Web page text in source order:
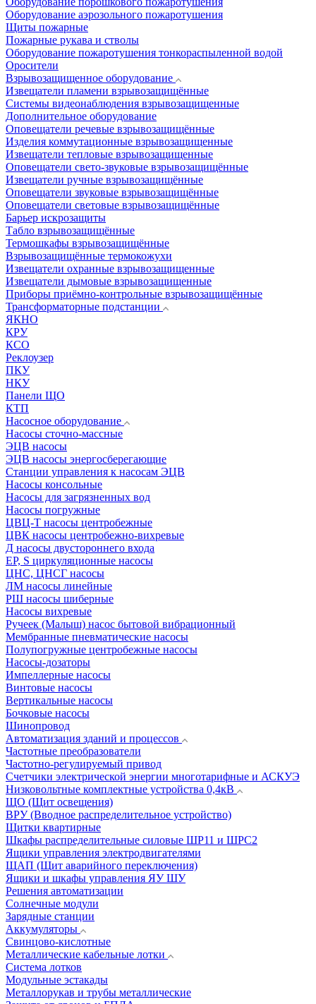
Оборудование аэрозольного пожаротушения
Щиты пожарные
Пожарные рукава и стволы
Оборудование пожаротушения тонкораспыленной водой
Оросители
Взрывозащищенное оборудование
Извещатели пламени взрывозащищённые
Системы видеонаблюдения взрывозащищенные
Дополнительное оборудование
Оповещатели речевые взрывозащищённые
Изделия коммутационные взрывозащищенные
Извещатели тепловые взрывозащищенные
Оповещатели свето-звуковые взрывозащищённые
Извещатели ручные взрывозащищённые
Оповещатели звуковые взрывозащищённые
Оповещатели световые взрывозащищённые
Барьер искрозащиты
Табло взрывозащищённые
Термошкафы взрывозащищённые
Взрывозащищённые термокожухи
Извещатели охранные взрывозащищенные
Извещатели дымовые взрывозащищенные
Приборы приёмно-контрольные взрывозащищённые
Трансформаторные подстанции
ЯКНО
КРУ
КСО
Реклоузер
ПКУ
НКУ
Панели ЩО
КТП
Насосное оборудование
Насосы сточно-массные
ЭЦВ насосы
ЭЦВ насосы энергосберегающие
Станции управления к насосам ЭЦВ
Насосы консольные
Насосы для загрязненных вод
Насосы погружные
ЦВЦ-Т насосы центробежные
ЦВК насосы центробежно-вихревые
Д насосы двустороннего входа
EP, S циркуляционные насосы
ЦНС, ЦНСГ насосы
ЛМ насосы линейные
РШ насосы шиберные
Насосы вихревые
Ручеек (Малыш) насос бытовой вибрационный
Мембранные пневматические насосы
Полупогружные центробежные насосы
Насосы-дозаторы
Импеллерные насосы
Винтовые насосы
Вертикальные насосы
Бочковые насосы
Шинопровод
Автоматизация зданий и процессов
Частотные преобразователи
Частотно-регулируемый привод
Счетчики электрической энергии многотарифные и АСКУЭ
Низковольтные комплектные устройства 0,4кВ
ЩО (Щит освещения)
ВРУ (Вводное распределительное устройство)
Щитки квартирные
Шкафы распределительные силовые ШР11 и ШРС2
Ящики управления электродвигателями
ЩАП (Щит аварийного переключения)
Ящики и шкафы управления ЯУ ШУ
Решения автоматизации
Солнечные модули
Зарядные станции
Аккумуляторы
Свинцово-кислотные
Металлические кабельные лотки
Система лотков
Модульные эстакады
Металлорукав и трубы металлические